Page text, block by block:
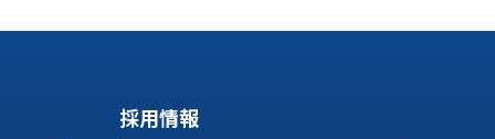
採用情報